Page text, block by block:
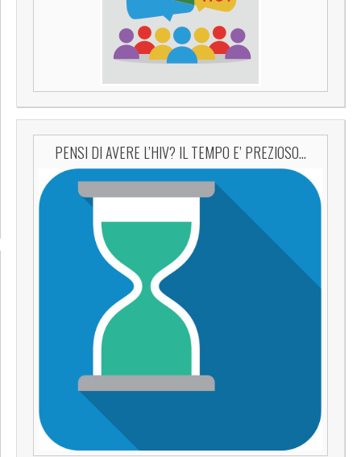
PENSI DI AVERE L’HIV? IL TEMPO E’ PREZIOSO…